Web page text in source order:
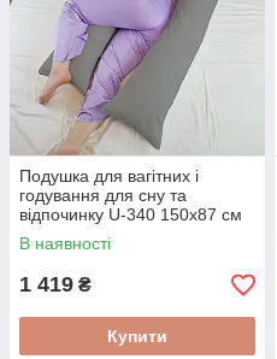
Подушка для вагітних і
годування для сну та
відпочинку U-340 150х87 см
Світло-сіра
В наявності
1 419 ₴
Купити